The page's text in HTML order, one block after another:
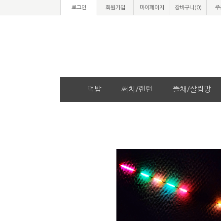
로그인 회원가입 마이페이지 장바구니(0) 주
떡밥 써치/랜턴 뜰채/살림망